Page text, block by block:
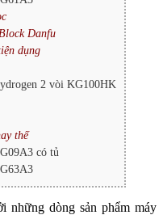
Danfu
dụng
2 vòi KG100HK
thế
có tủ
những dòng sản phẩm máy